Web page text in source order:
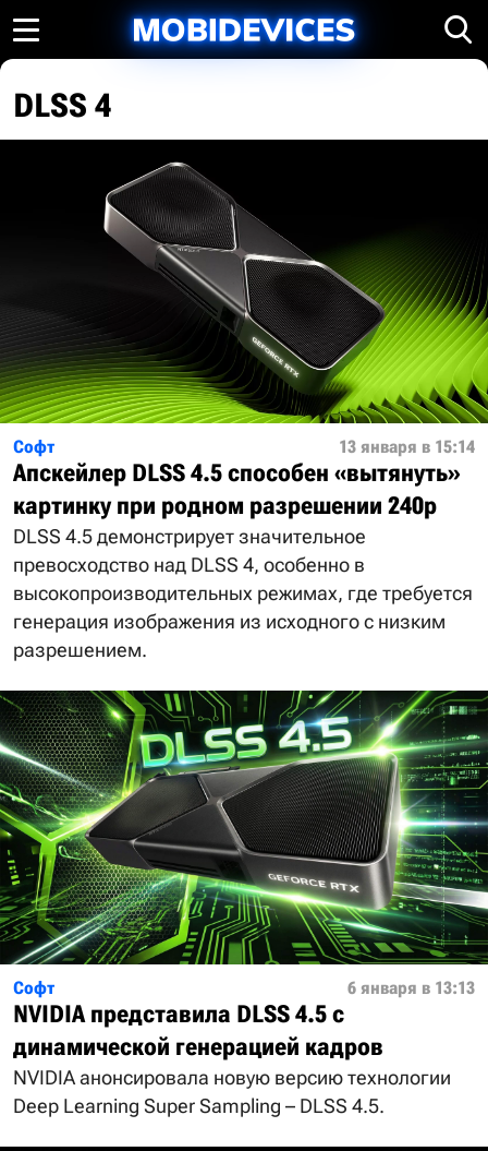
DLSS 4
Софт 13 января в 15:14
Апскейлер DLSS 4.5 способен «вытянуть»
картинку при родном разрешении 240p
DLSS 4.5 демонстрирует значительное
превосходство над DLSS 4, особенно в
высокопроизводительных режимах, где требуется
генерация изображения из исходного с низким
разрешением.
Софт 6 января в 13:13
NVIDIA представила DLSS 4.5 с
динамической генерацией кадров
NVIDIA анонсировала новую версию технологии
Deep Learning Super Sampling – DLSS 4.5.